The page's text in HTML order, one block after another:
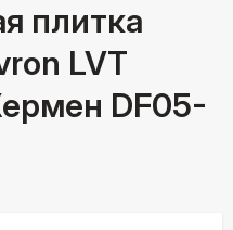
плитка
LVT
DF05-